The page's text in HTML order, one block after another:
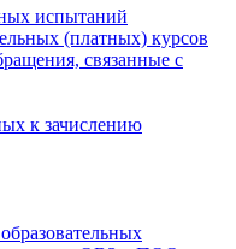
испытаний
(платных) курсов
связанные с
к зачислению